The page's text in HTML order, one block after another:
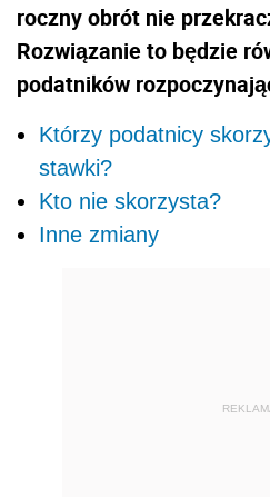
roczny obrót nie
Rozwiązanie to będzie
podatników
Którzy podatnicy
stawki?
Kto nie skorzysta?
Inne zmiany